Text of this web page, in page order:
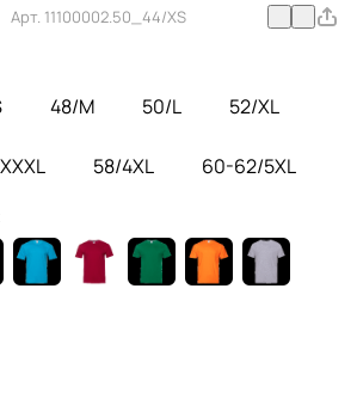
Арт. 11100002.50_44/XS
48/M 50/L 52/XL
58/4XL 60-62/5XL